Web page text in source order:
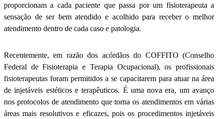
proporcionam a cada paciente que passa por um fisioterapeuta a
sensação de ser bem atendido e acolhido para receber o melhor
atendimento dentro de cada caso e patologia.
Recentemente, em razão dos acórdãos do COFFITO (Conselho
Federal de Fisioterapia e Terapia Ocupacional), os profissionais
fisioterapeutas foram permitidos a se capacitarem para atuar na área
de injetáveis estéticos e terapêuticos. É uma nova era, um avanço
nos protocolos de atendimento que torna os atendimentos em várias
áreas mais resolutivos e eficazes, pois os procedimentos injetáveis